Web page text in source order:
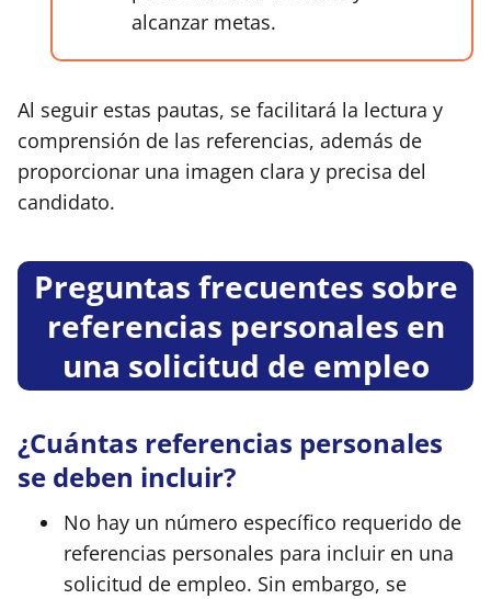
alcanzar metas.
Al seguir estas pautas, se facilitará la lectura y
comprensión de las referencias, además de
proporcionar una imagen clara y precisa del
candidato.
Preguntas frecuentes sobre
referencias personales en
una solicitud de empleo
¿Cuántas referencias personales
se deben incluir?
No hay un número específico requerido de
referencias personales para incluir en una
solicitud de empleo. Sin embargo, se